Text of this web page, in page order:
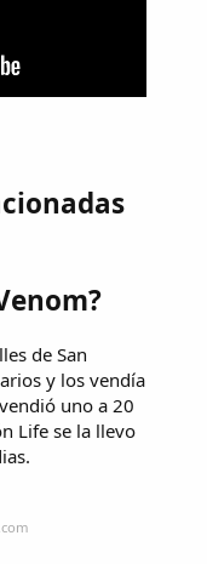
de San
y los vendía
uno a 20
Life se la llevo